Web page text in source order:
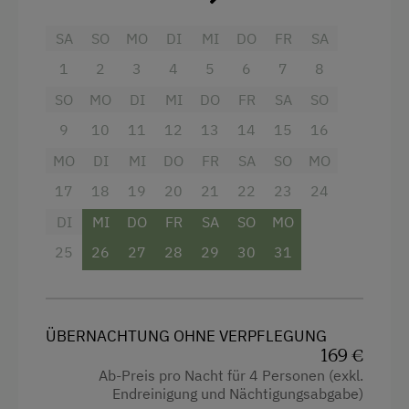
Pferdeliebhaber finden einen kleinen Reitplatz
Aktivurlaub
Wandern
Reiten
Ponyreiten
Skifahren
Einzelbett
SA
1
SO
2
MO
3
DI
4
MI
5
DO
6
FR
7
SA
8
SO
9
MO
10
DI
11
MI
12
DO
13
FR
14
SA
15
SO
16
MO
17
DI
18
MI
19
DO
20
FR
21
SA
22
SO
23
MO
24
DI
25
MI
26
DO
27
FR
28
SA
29
SO
30
MO
31
ÜBERNACHTUNG OHNE VERPFLEGUNG
169 €
Ab-Preis pro Nacht für 4 Personen (exkl.
Endreinigung und Nächtigungsabgabe)